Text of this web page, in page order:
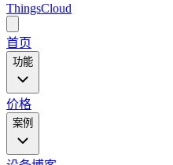
ThingsCloud
main
menu
首页
功能
价格
案例